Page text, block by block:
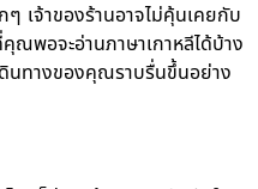
ๆ เจ้าของร้านอาจไม่คุ้นเคยกับ
ณพอจะอ่านภาษาเกาหลีได้บ้าง
ดินทางของคุณราบรื่นขึ้นอย่าง